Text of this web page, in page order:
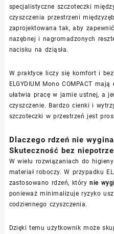
specjalistyczne szczoteczki
czyszczenia przestrzeni
zaprojektowana tak, aby
nazębnej i nagromadzonych
nacisku na dziąsła.
W praktyce liczy się komfort i
ELGYDIUM Mono COMPACT mają
ułatwia pracę w jamie ustnej, a
czyszczenie. Bardzo cienki i
szczoteczki w przestrzeń jest
Dlaczego rdzeń nie
Skuteczność bez
W wielu rozwiązaniach do
materiał roboczy. W przypadku
zastosowano rdzeń, którynie
ponieważ minimalizuje ryzyko
codziennego czyszczenia.
Dzięki temu użytkownik może